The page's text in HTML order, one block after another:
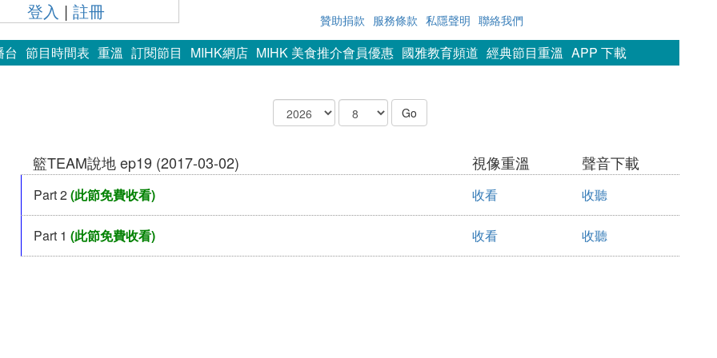
登入 |註冊 贊助捐款 服務條款 私隱聲明 聯絡我們
台 節目時間表 重溫 訂閱節目 MIHK網店 MIHK 美食推介會員優惠 國雅教育頻道 經典節目重溫 APP 下載
籃TEAM說地 ep19 (2017-03-02) 視像重溫 聲音下載
Part 2(此節免費收看) 收看 收聽
Part 1 (此節免費收看) 收看 收聽